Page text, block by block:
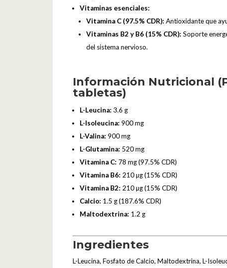
Vitaminas esenciales:
Vitamina C (97.5% CDR): Antioxidante que
Vitaminas B2 y B6 (15% CDR): Soporte
del sistema nervioso.
Información Nutricional
tabletas)
L-Leucina: 3.6 g
L-Isoleucina: 900 mg
L-Valina: 900 mg
L-Glutamina: 520 mg
Vitamina C: 78 mg (97.5% CDR)
Vitamina B6: 210 µg (15% CDR)
Vitamina B2: 210 µg (15% CDR)
Calcio: 1.5 g (187.6% CDR)
Maltodextrina: 1.2 g
Ingredientes
L-Leucina, Fosfato de Calcio, Maltodextrina, L-